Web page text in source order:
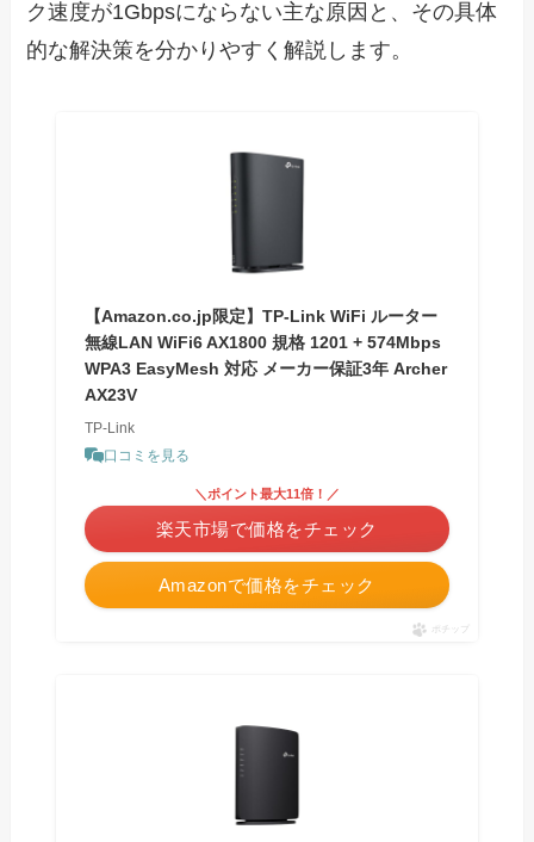
ク速度が1Gbpsにならない主な原因と、その具体
的な解決策を分かりやすく解説します。
【Amazon.co.jp限定】TP-Link WiFi ルーター
無線LAN WiFi6 AX1800 規格 1201 + 574Mbps
WPA3 EasyMesh 対応 メーカー保証3年 Archer
AX23V
TP-Link
口コミを見る
Amazonで価格をチェック
＼ポイント最大11倍！／
楽天市場で価格をチェック
ポチップ